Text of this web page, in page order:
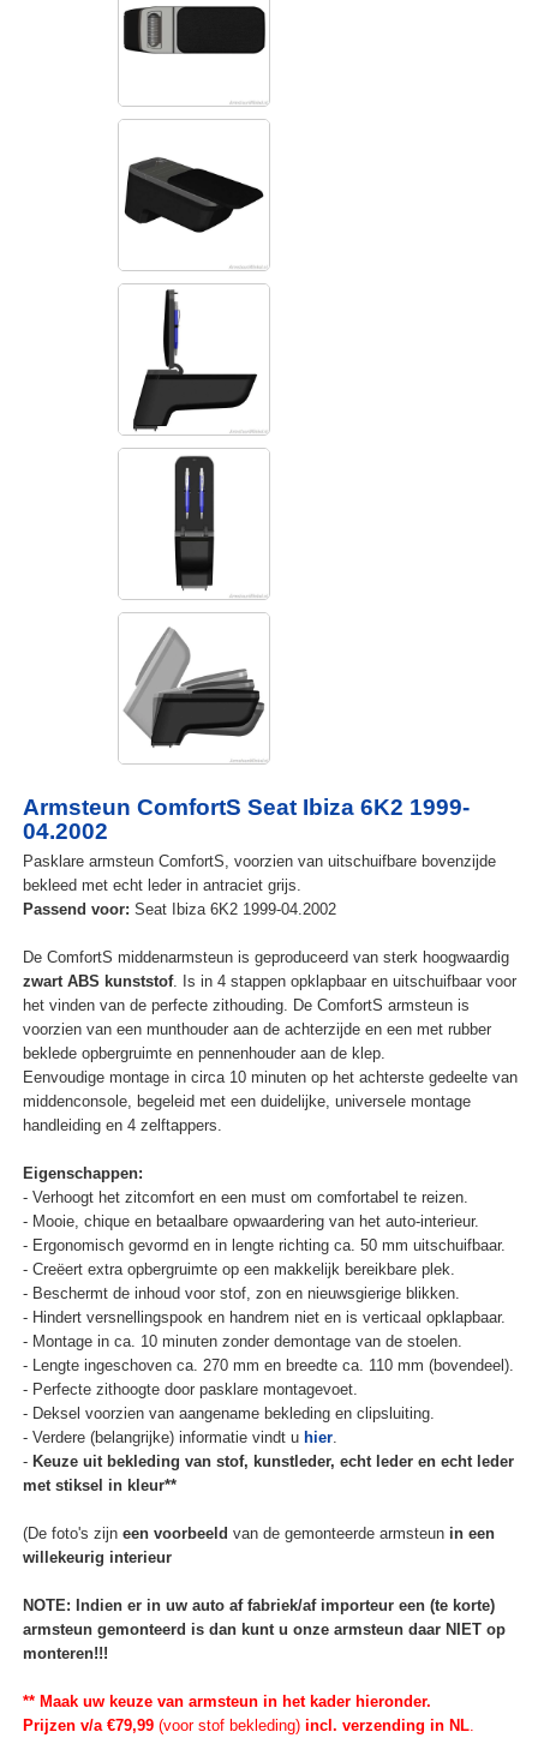
Armsteun ComfortS Seat Ibiza 6K2 1999-
04.2002
Pasklare armsteun ComfortS, voorzien van uitschuifbare bovenzijde
bekleed met echt leder in antraciet grijs.
Passend voor: Seat Ibiza 6K2 1999-04.2002
De ComfortS middenarmsteun is geproduceerd van sterk hoogwaardig
zwart ABS kunststof. Is in 4 stappen opklapbaar en uitschuifbaar voor
het vinden van de perfecte zithouding. De ComfortS armsteun is
voorzien van een munthouder aan de achterzijde en een met rubber
beklede opbergruimte en pennenhouder aan de klep.
Eenvoudige montage in circa 10 minuten op het achterste gedeelte van
middenconsole, begeleid met een duidelijke, universele montage
handleiding en 4 zelftappers.
Eigenschappen:
- Verhoogt het zitcomfort en een must om comfortabel te reizen.
- Mooie, chique en betaalbare opwaardering van het auto-interieur.
- Ergonomisch gevormd en in lengte richting ca. 50 mm uitschuifbaar.
- Creëert extra opbergruimte op een makkelijk bereikbare plek.
- Beschermt de inhoud voor stof, zon en nieuwsgierige blikken.
- Hindert versnellingspook en handrem niet en is verticaal opklapbaar.
- Montage in ca. 10 minuten zonder demontage van de stoelen.
- Lengte ingeschoven ca. 270 mm en breedte ca. 110 mm (bovendeel).
- Perfecte zithoogte door pasklare montagevoet.
- Deksel voorzien van aangename bekleding en clipsluiting.
- Verdere (belangrijke) informatie vindt u hier.
- Keuze uit bekleding van stof, kunstleder, echt leder en echt leder
met stiksel in kleur**
(De foto's zijn een voorbeeld van de gemonteerde armsteun in een
willekeurig interieur
NOTE: Indien er in uw auto af fabriek/af importeur een (te korte)
armsteun gemonteerd is dan kunt u onze armsteun daar NIET op
monteren!!!
** Maak uw keuze van armsteun in het kader hieronder.
Prijzen v/a €79,99(voor stof bekleding)incl. verzending in NL.